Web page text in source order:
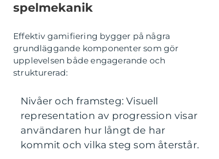
spelmekanik
Effektiv gamifiering bygger på några
grundläggande komponenter som gör
upplevelsen både engagerande och
strukturerad:
Nivåer och framsteg: Visuell
representation av progression visar
användaren hur långt de har
kommit och vilka steg som återstår.